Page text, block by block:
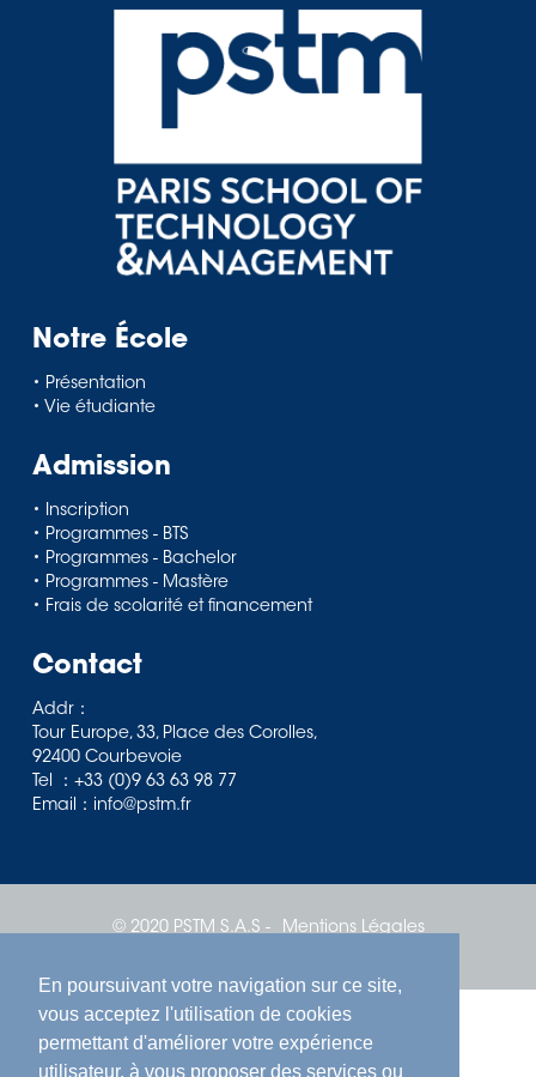
En poursuivant votre navigation sur ce site,
vous acceptez l'utilisation de cookies
permettant d'améliorer votre expérience
utilisateur, à vous proposer des services ou
Notre École
• Présentation
• Vie étudiante
Admission
• Inscription
• Programmes - BTS
• Programmes - Bachelor
• Programmes - Mastère
• Frais de scolarité et financement
Contact
Addr：
Tour Europe, 33, Place des Corolles,
92400 Courbevoie
Tel ：+33 (0)9 63 63 98 77
Email：info@pstm.fr
© 2020 PSTM S.A.S -
Mentions Légales